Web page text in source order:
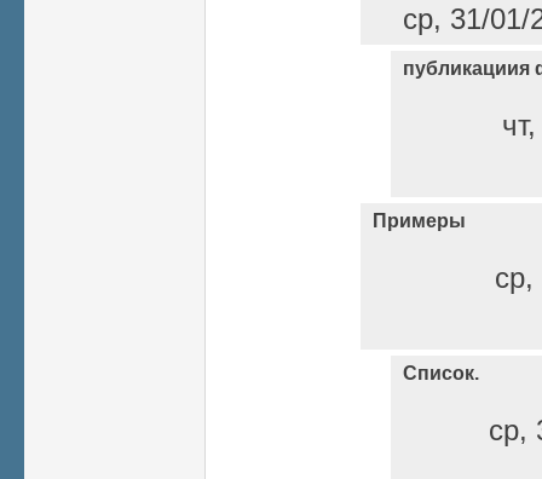
ср, 31/
публикациия
Примеры
Список.
ср,